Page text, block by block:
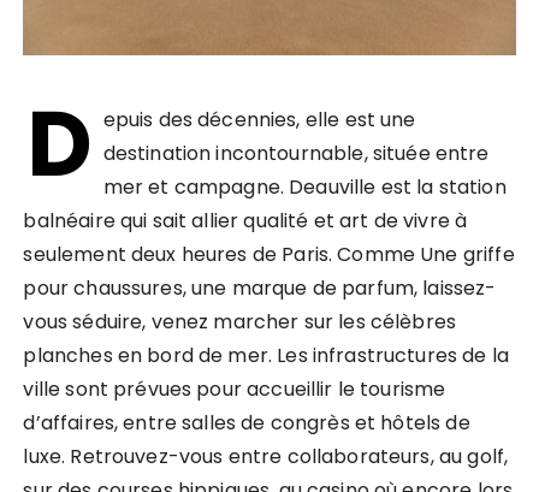
D epuis des décennies, elle est une
destination incontournable, située entre
mer et campagne. Deauville est la station
balnéaire qui sait allier qualité et art de vivre à
seulement deux heures de Paris. Comme Une griffe
pour chaussures, une marque de parfum, laissez-
vous séduire, venez marcher sur les célèbres
planches en bord de mer. Les infrastructures de la
ville sont prévues pour accueillir le tourisme
d’affaires, entre salles de congrès et hôtels de
luxe. Retrouvez-vous entre collaborateurs, au golf,